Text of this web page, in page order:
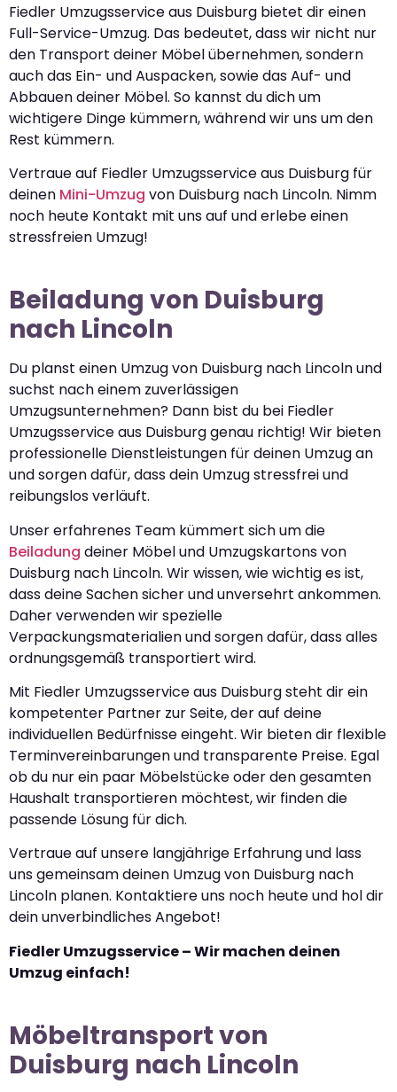
Fiedler Umzugsservice aus Duisburg bietet dir einen
Full-Service-Umzug. Das bedeutet, dass wir nicht nur
den Transport deiner Möbel übernehmen, sondern
auch das Ein- und Auspacken, sowie das Auf- und
Abbauen deiner Möbel. So kannst du dich um
wichtigere Dinge kümmern, während wir uns um den
Rest kümmern.
Vertraue auf Fiedler Umzugsservice aus Duisburg für
deinen Mini-Umzug von Duisburg nach Lincoln. Nimm
noch heute Kontakt mit uns auf und erlebe einen
stressfreien Umzug!
Beiladung von Duisburg
nach Lincoln
Du planst einen Umzug von Duisburg nach Lincoln und
suchst nach einem zuverlässigen
Umzugsunternehmen? Dann bist du bei Fiedler
Umzugsservice aus Duisburg genau richtig! Wir bieten
professionelle Dienstleistungen für deinen Umzug an
und sorgen dafür, dass dein Umzug stressfrei und
reibungslos verläuft.
Unser erfahrenes Team kümmert sich um die
Beiladung deiner Möbel und Umzugskartons von
Duisburg nach Lincoln. Wir wissen, wie wichtig es ist,
dass deine Sachen sicher und unversehrt ankommen.
Daher verwenden wir spezielle
Verpackungsmaterialien und sorgen dafür, dass alles
ordnungsgemäß transportiert wird.
Mit Fiedler Umzugsservice aus Duisburg steht dir ein
kompetenter Partner zur Seite, der auf deine
individuellen Bedürfnisse eingeht. Wir bieten dir flexible
Terminvereinbarungen und transparente Preise. Egal
ob du nur ein paar Möbelstücke oder den gesamten
Haushalt transportieren möchtest, wir finden die
passende Lösung für dich.
Vertraue auf unsere langjährige Erfahrung und lass
uns gemeinsam deinen Umzug von Duisburg nach
Lincoln planen. Kontaktiere uns noch heute und hol dir
dein unverbindliches Angebot!
Fiedler Umzugsservice – Wir machen deinen
Umzug einfach!
Möbeltransport von
Duisburg nach Lincoln